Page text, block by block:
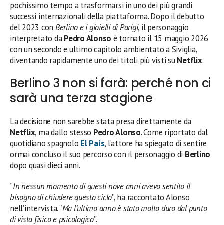
pochissimo tempo a trasformarsi in uno dei più grandi
successi internazionali della piattaforma. Dopo il debutto
del 2023 con Berlino e i gioielli di Parigi, il personaggio
interpretato daPedro Alonso è tornato il 15 maggio 2026
con un secondo e ultimo capitolo ambientato a Siviglia,
diventando rapidamente uno dei titoli più visti suNetflix.
Berlino 3 non si farà: perché non ci
sarà una terza stagione
La decisione non sarebbe stata presa direttamente da
Netflix, ma dallo stesso Pedro Alonso. Come riportato dal
quotidiano spagnolo El País, l’attore ha spiegato di sentire
ormai concluso il suo percorso con il personaggio di Berlino
dopo quasi dieci anni.
“In nessun momento di questi nove anni avevo sentito il
bisogno di chiudere questo ciclo”, ha raccontato Alonso
nell’intervista. “Ma l’ultimo anno è stato molto duro dal punto
di vista fisico e psicologico”.